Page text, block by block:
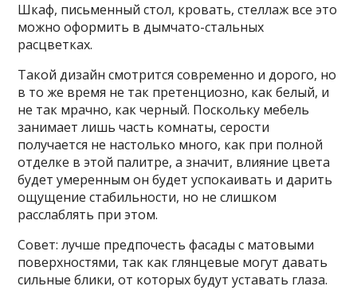
Шкаф, письменный стол, кровать, стеллаж все это
можно оформить в дымчато-стальных
расцветках.
Такой дизайн смотрится современно и дорого, но
в то же время не так претенциозно, как белый, и
не так мрачно, как черный. Поскольку мебель
занимает лишь часть комнаты, серости
получается не настолько много, как при полной
отделке в этой палитре, а значит, влияние цвета
будет умеренным он будет успокаивать и дарить
ощущение стабильности, но не слишком
расслаблять при этом.
Совет: лучше предпочесть фасады с матовыми
поверхностями, так как глянцевые могут давать
сильные блики, от которых будут уставать глаза.